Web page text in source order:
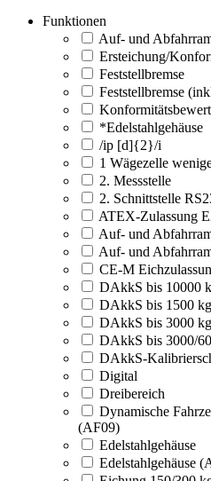
Funktionen
Auf- und
Ersteichung/
Feststellbremse
Feststellbremse
*Edelstahlgehäuse
/ip [d]{2}/i
1 Wägezelle
2. Messstelle
2. Schnittstelle
ATEX-Zulassung
Auf- und
Auf- und
CE-M
DAkkS bis 10000
DAkkS bis 1500 kg
DAkkS bis 3000 kg
DAkkS bis 3000/
DAkkS-
Digital
Dreibereich
Dynamische
(AF09)
Edelstahlgehäuse
Edelstahlgehäuse